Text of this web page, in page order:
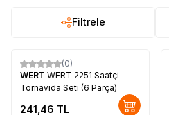
Filtrele
(0)
WERT WERT 2251 Saatçi
Tornavida Seti (6 Parça)
241,46 TL